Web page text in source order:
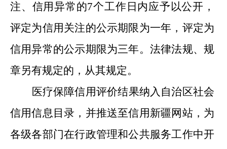
注、信用异常的7个工作日内应予以公开 ，
评定为信用关注的公示期限为一年， 评定为
信用异常的公示期限为三年。法律法规、规
章另有规定的，从其规定。
医疗保障信用评价结果纳入 自治区社会
信用信息目录， 并推送至信用新疆网站，为
各级各部门在行政管理和公共服务工作中开